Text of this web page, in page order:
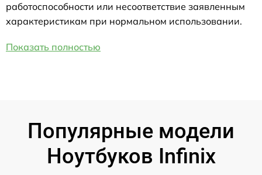
работоспособности или несоответствие заявленным
характеристикам при нормальном использовании.
Показать полностью
Популярные модели
Ноутбуков Infinix